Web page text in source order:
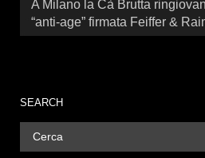
A Milano la Cà Brutta
“anti-age” firmata Feiffer &
SEARCH